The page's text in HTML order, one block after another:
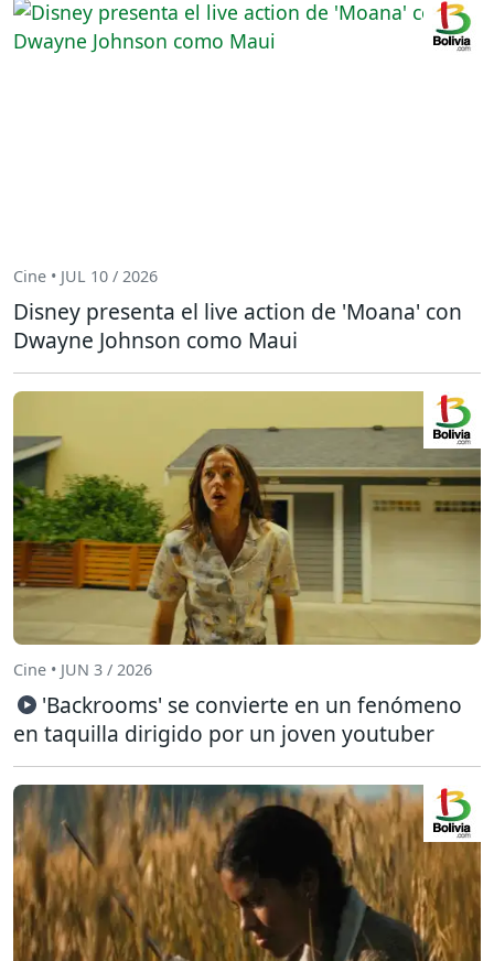
Cine • JUL 10 / 2026
Disney presenta el live action de 'Moana' con
Dwayne Johnson como Maui
Cine • JUN 3 / 2026
'Backrooms' se convierte en un fenómeno
en taquilla dirigido por un joven youtuber